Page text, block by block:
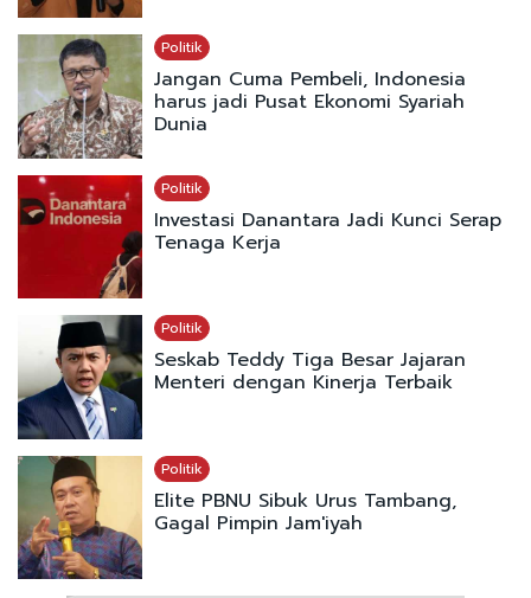
Politik
Jangan Cuma Pembeli, Indonesia
harus jadi Pusat Ekonomi Syariah
Dunia
Politik
Investasi Danantara Jadi Kunci Serap
Tenaga Kerja
Politik
Seskab Teddy Tiga Besar Jajaran
Menteri dengan Kinerja Terbaik
Politik
Elite PBNU Sibuk Urus Tambang,
Gagal Pimpin Jam'iyah